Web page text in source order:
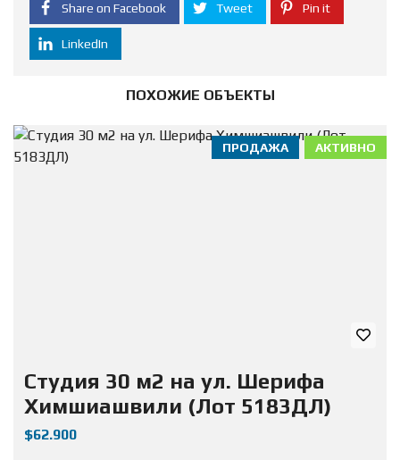
Share on Facebook Tweet Pin it
LinkedIn
ПОХОЖИЕ ОБЪЕКТЫ
АКТИВНО
ПРОДАЖА
Студия 30 м2 на ул. Шерифа
Химшиашвили (Лот 5183ДЛ)
$62.900